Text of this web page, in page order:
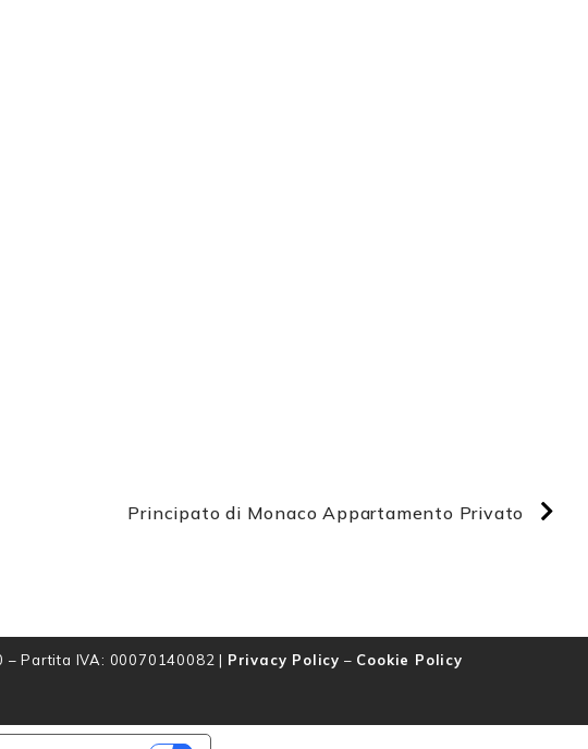
Principato di Monaco Appartamento Privato
– Partita IVA: 00070140082 | Privacy Policy – Cookie Policy